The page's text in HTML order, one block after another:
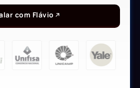
com Flávio